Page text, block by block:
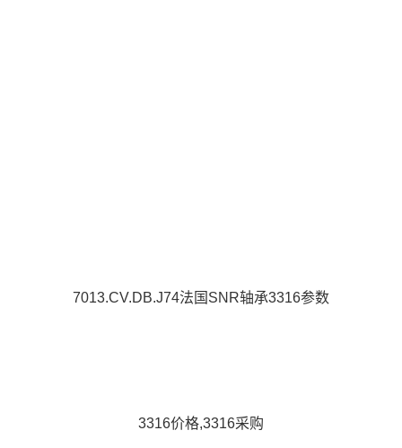
7013.CV.DB.J74法国SNR轴承3316参数
3316价格,3316采购